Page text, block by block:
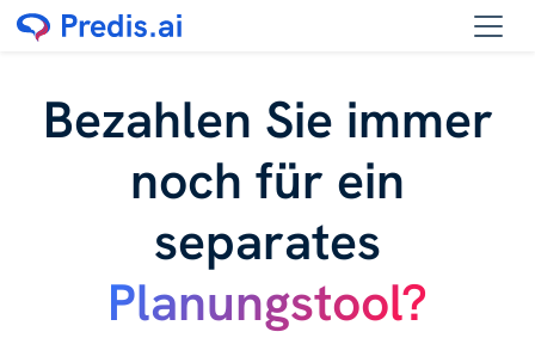
Bezahlen Sie immer
noch für ein
separates
Planungstool?